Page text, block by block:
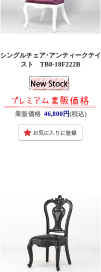
シングルチェア･アンティークテイ
スト TB8-18F222B
業販価格 46,800円(税込)